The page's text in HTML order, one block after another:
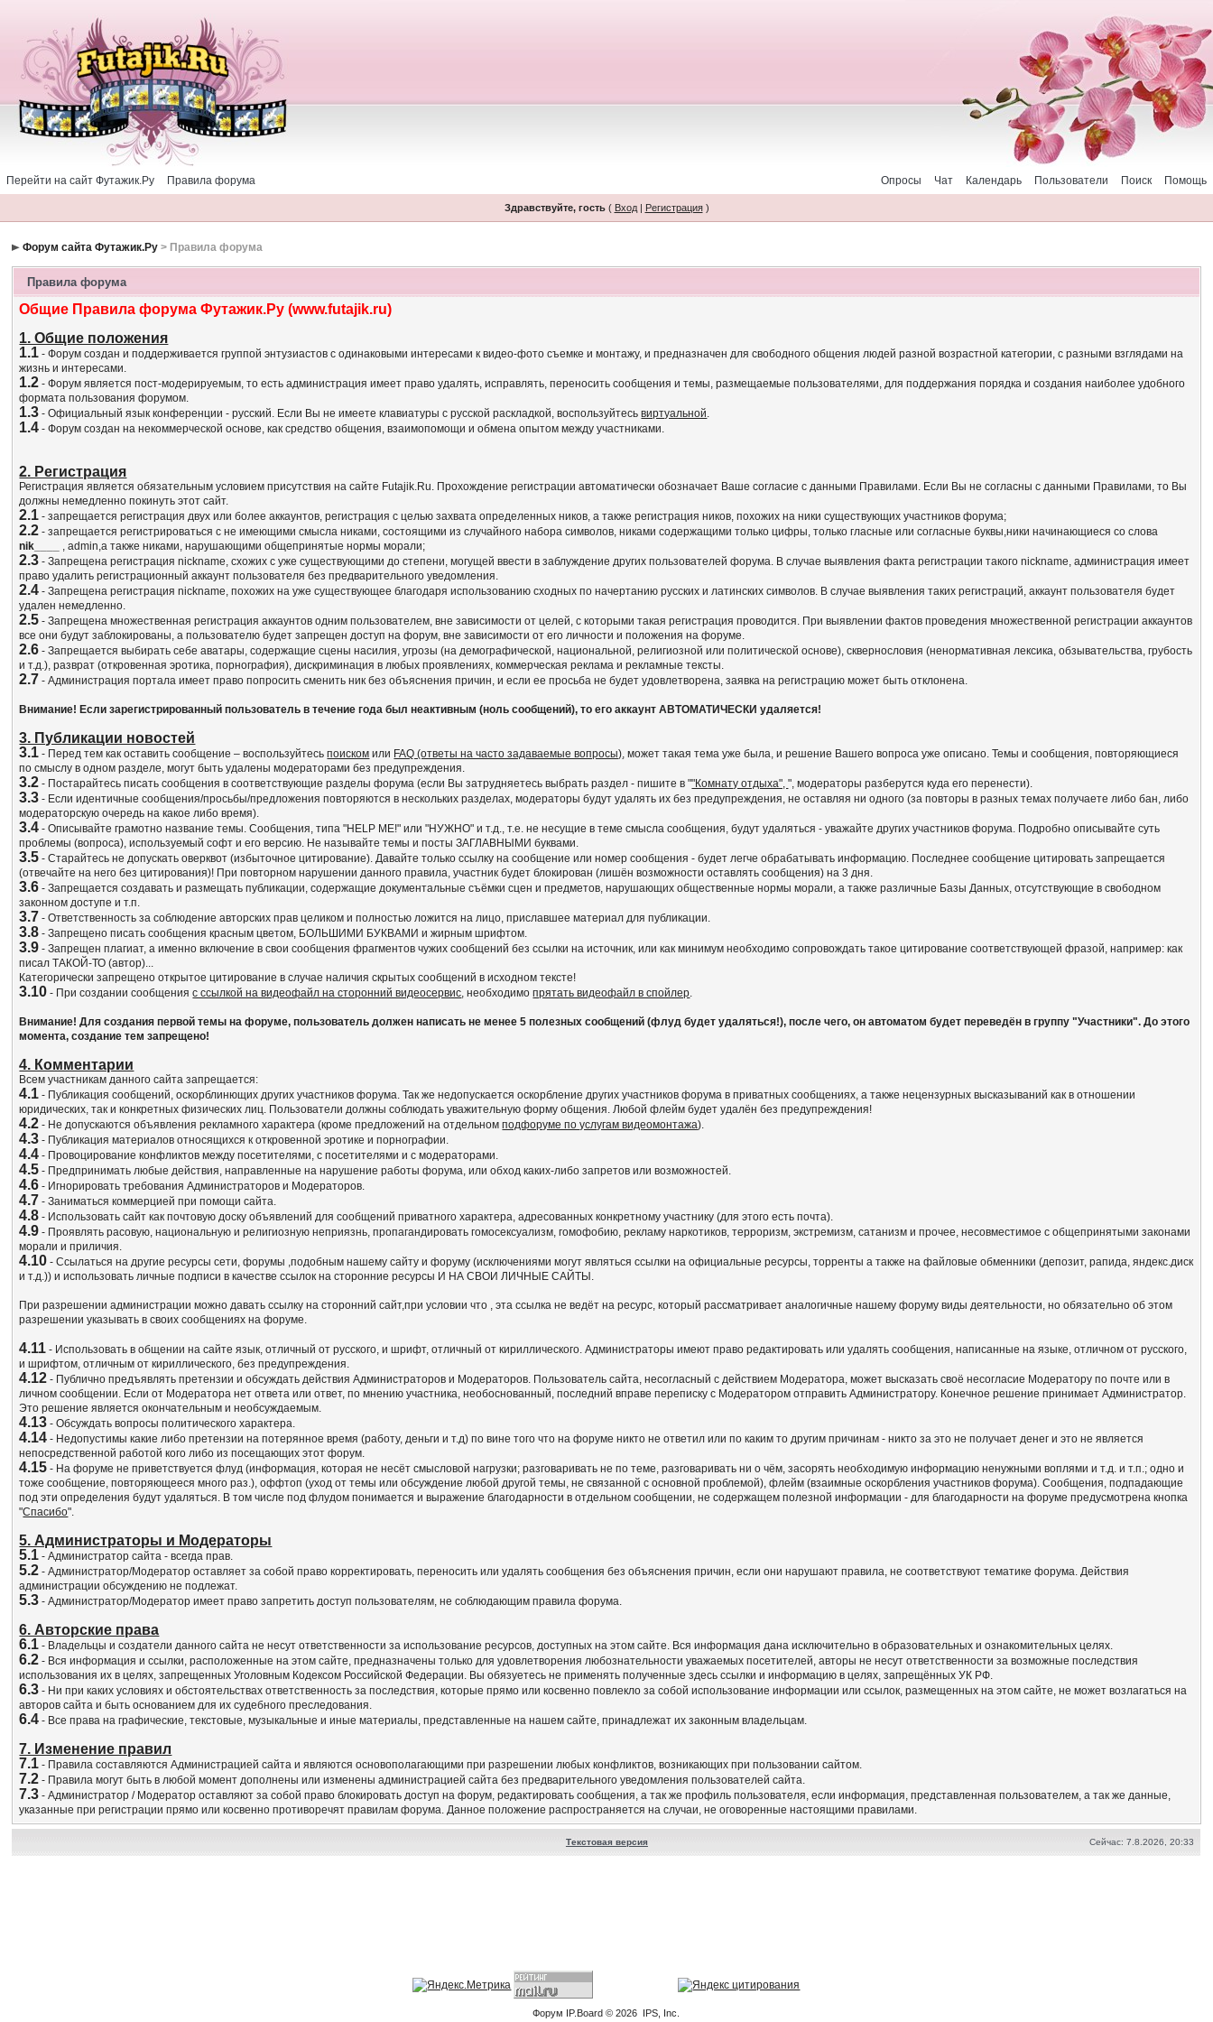
Перейти на сайт Футажик.Ру Правила форума Помощь
Поиск
Пользователи
Календарь
Чат
Опросы
Здравствуйте, гость( Вход| Регистрация)
Форум сайта Футажик.Ру > Правила форума
Правила форума
Общие Правила форума Футажик.Ру (www.futajik.ru)
1. Общие положения
1.1 - Форум создан и поддерживается группой энтузиастов с одинаковыми интересами к видео-фото съемке и монтажу, и предназначен для свободного общения людей разной возрастной категории, с разными взглядами на
жизнь и интересами.
1.2 - Форум является пост-модерируемым, то есть администрация имеет право удалять, исправлять, переносить сообщения и темы, размещаемые пользователями, для поддержания порядка и создания наиболее удобного
формата пользования форумом.
1.3 - Официальный язык конференции - русский. Если Вы не имеете клавиатуры с русской раскладкой, воспользуйтесьвиртуальной.
1.4 - Форум создан на некоммерческой основе, как средство общения, взаимопомощи и обмена опытом между участниками.
2. Регистрация
Регистрация является обязательным условием присутствия на сайте Futajik.Ru. Прохождение регистрации автоматически обозначает Ваше согласие с данными Правилами. Если Вы не согласны с данными Правилами, то Вы
должны немедленно покинуть этот сайт.
2.1 - запрещается регистрация двух или более аккаунтов, регистрация с целью захвата определенных ников, а также регистрация ников, похожих на ники существующих участников форума;
2.2 - запрещается регистрироваться с не имеющими смысла никами, состоящими из случайного набора символов, никами содержащими только цифры, только гласные или согласные буквы,ники начинающиеся со словa
nik____ , admin,а также никами, нарушающими общепринятые нормы морали;
2.3 - Запрещена регистрация nickname, схожих с уже существующими до степени, могущей ввести в заблуждение других пользователей форума. В случае выявления факта регистрации такого nickname, администрация имеет
право удалить регистрационный аккаунт пользователя без предварительного уведомления.
2.4 - Запрещена регистрация nickname, похожих на уже существующее благодаря использованию сходных по начертанию русских и латинских символов. В случае выявления таких регистраций, аккаунт пользователя будет
удален немедленно.
2.5 - Запрещена множественная регистрация аккаунтов одним пользователем, вне зависимости от целей, с которыми такая регистрация проводится. При выявлении фактов проведения множественной регистрации аккаунтов
все они будут заблокированы, а пользователю будет запрещен доступ на форум, вне зависимости от его личности и положения на форуме.
2.6 - Запрещается выбирать себе аватары, содержащие сцены насилия, угрозы (на демографической, национальной, религиозной или политической основе), сквернословия (ненормативная лексика, обзывательства, грубость
и т.д.), разврат (откровенная эротика, порнография), дискриминация в любых проявлениях, коммерческая реклама и рекламные тексты.
2.7 - Администрация портала имеет право попросить сменить ник без объяснения причин, и если ее просьба не будет удовлетворена, заявка на регистрацию может быть отклонена.
Внимание! Если зарегистрированный пользователь в течение года был неактивным (ноль сообщений), то его аккаунт АВТОМАТИЧЕСКИ удаляется!
3. Публикации новостей
3.1 - Перед тем как оставить сообщение – воспользуйтесьпоиском или FAQ (ответы на часто задаваемые вопросы), может такая тема уже была, и решение Вашего вопроса уже описано. Темы и сообщения, повторяющиеся
по смыслу в одном разделе, могут быть удалены модераторами без предупреждения.
3.2 - Постарайтесь писать сообщения в соответствующие разделы форума (если Вы затрудняетесь выбрать раздел - пишите в ""Комнату отдыха",", модераторы разберутся куда его перенести).
3.3 - Если идентичные сообщения/просьбы/предложения повторяются в нескольких разделах, модераторы будут удалять их без предупреждения, не оставляя ни одного (за повторы в разных темах получаете либо бан, либо
модераторскую очередь на какое либо время).
3.4 - Описывайте грамотно название темы. Сообщения, типа "HELP ME!" или "НУЖНО" и т.д., т.е. не несущие в теме смысла сообщения, будут удаляться - уважайте других участников форума. Подробно описывайте суть
проблемы (вопроса), используемый софт и его версию. Не называйте темы и посты ЗАГЛАВНЫМИ буквами.
3.5 - Старайтесь не допускать оверквот (избыточное цитирование). Давайте только ссылку на сообщение или номер сообщения - будет легче обрабатывать информацию. Последнее сообщение цитировать запрещается
(отвечайте на него без цитирования)! При повторном нарушении данного правила, участник будет блокирован (лишён возможности оставлять сообщения) на 3 дня.
3.6 - Запрещается создавать и размещать публикации, содержащие документальные съёмки сцен и предметов, нарушающих общественные нормы морали, а также различные Базы Данных, отсутствующие в свободном
законном доступе и т.п.
3.7 - Ответственность за соблюдение авторских прав целиком и полностью ложится на лицо, приславшее материал для публикации.
3.8 - Запрещено писать сообщения красным цветом, БОЛЬШИМИ БУКВАМИ и жирным шрифтом.
3.9 - Запрещен плагиат, а именно включение в свои сообщения фрагментов чужих сообщений без ссылки на источник, или как минимум необходимо сопровождать такое цитирование соответствующей фразой, например: как
писал ТАКОЙ-ТО (автор)...
Категорически запрещено открытое цитирование в случае наличия скрытых сообщений в исходном тексте!
3.10 - При создании сообщенияс ссылкой на видеофайл на сторонний видеосервис, необходимопрятать видеофайл в спойлер.
Внимание! Для создания первой темы на форуме, пользователь должен написать не менее 5 полезных сообщений (флуд будет удаляться!), после чего, он автоматом будет переведён в группу "Участники". До этого
момента, создание тем запрещено!
4. Комментарии
Всем участникам данного сайта запрещается:
4.1 - Публикация сообщений, оскорблинющих других участников форума. Так же недопускается оскорбление других участников форума в приватных сообщениях, а также нецензурных высказываний как в отношении
юридических, так и конкретных физических лиц. Пользователи должны соблюдать уважительную форму общения. Любой флейм будет удалён без предупреждения!
4.2 - Не допускаются объявления рекламного характера (кроме предложений на отдельномподфоруме по услугам видеомонтажа).
4.3 - Публикация материалов относящихся к откровенной эротике и порнографии.
4.4 - Провоцирование конфликтов между посетителями, с посетителями и с модераторами.
4.5 - Предпринимать любые действия, направленные на нарушение работы форума, или обход каких-либо запретов или возможностей.
4.6 - Игнорировать требования Администраторов и Модераторов.
4.7 - Заниматься коммерцией при помощи сайта.
4.8 - Использовать сайт как почтовую доску объявлений для сообщений приватного характера, адресованных конкретному участнику (для этого есть почта).
4.9 - Проявлять расовую, национальную и религиозную неприязнь, пропагандировать гомосексуализм, гомофобию, рекламу наркотиков, терроризм, экстремизм, сатанизм и прочее, несовместимое с общепринятыми законами
морали и приличия.
4.10 - Ссылаться на другие ресурсы сети, форумы ,подобным нашему сайту и форуму (исключениями могут являться ссылки на официальные ресурсы, торренты а также на файловые обменники (депозит, рапида, яндекс.диск
и т.д.)) и использовать личные подписи в качестве ссылок на сторонние ресурсы И НА СВОИ ЛИЧНЫЕ САЙТЫ.
При разрешении администрации можно давать ссылку на сторонний сайт,при условии что , эта ссылка не ведёт на ресурс, который рассматривает аналогичные нашему форуму виды деятельности, но обязательно об этом
разрешении указывать в своих сообщениях на форуме.
4.11 - Использовать в общении на сайте язык, отличный от русского, и шрифт, отличный от кириллического. Администраторы имеют право редактировать или удалять сообщения, написанные на языке, отличном от русского,
и шрифтом, отличным от кириллического, без предупреждения.
4.12 - Публично предъявлять претензии и обсуждать действия Администраторов и Модераторов. Пользователь сайта, несогласный с действием Модератора, может высказать своё несогласие Модератору по почте или в
личном сообщении. Если от Модератора нет ответа или ответ, по мнению участника, необоснованный, последний вправе переписку с Модератором отправить Администратору. Конечное решение принимает Администратор.
Это решение является окончательным и необсуждаемым.
4.13 - Обсуждать вопросы политического характера.
4.14 - Недопустимы какие либо претензии на потерянное время (работу, деньги и т.д) по вине того что на форуме никто не ответил или по каким то другим причинам - никто за это не получает денег и это не является
непосредственной работой кого либо из посещающих этот форум.
4.15 - На форуме не приветствуется флуд (информация, которая не несёт смысловой нагрузки; разговаривать не по теме, разговаривать ни о чём, засорять необходимую информацию ненужными воплями и т.д. и т.п.; одно и
тоже сообщение, повторяющееся много раз.), оффтоп (уход от темы или обсуждение любой другой темы, не связанной с основной проблемой), флейм (взаимные оскорбления участников форума). Сообщения, подпадающие
под эти определения будут удаляться. В том числе под флудом понимается и выражение благодарности в отдельном сообщении, не содержащем полезной информации - для благодарности на форуме предусмотрена кнопка
"Спасибо".
5. Администраторы и Модераторы
5.1 - Администратор сайта - всегда прав.
5.2 - Администратор/Модератор оставляет за собой право корректировать, переносить или удалять сообщения без объяснения причин, если они нарушают правила, не соответствуют тематике форума. Действия
администрации обсуждению не подлежат.
5.3 - Администратор/Модератор имеет право запретить доступ пользователям, не соблюдающим правила форума.
6. Авторские права
6.1 - Владельцы и создатели данного сайта не несут ответственности за использование ресурсов, доступных на этом сайте. Вся информация дана исключительно в образовательных и ознакомительных целях.
6.2 - Вся информация и ссылки, расположенные на этом сайте, предназначены только для удовлетворения любознательности уважаемых посетителей, авторы не несут ответственности за возможные последствия
использования их в целях, запрещенных Уголовным Кодексом Российской Федерации. Вы обязуетесь не применять полученные здесь ссылки и информацию в целях, запрещённых УК РФ.
6.3 - Ни при каких условиях и обстоятельствах ответственность за последствия, которые прямо или косвенно повлекло за собой использование информации или ссылок, размещенных на этом сайте, не может возлагаться на
авторов сайта и быть основанием для их судебного преследования.
6.4 - Все права на графические, текстовые, музыкальные и иные материалы, представленные на нашем сайте, принадлежат их законным владельцам.
7. Изменение правил
7.1 - Правила составляются Администрацией сайта и являются основополагающими при разрешении любых конфликтов, возникающих при пользовании сайтом.
7.2 - Правила могут быть в любой момент дополнены или изменены администрацией сайта без предварительного уведомления пользователей сайта.
7.3 - Администратор / Модератор оставляют за собой право блокировать доступ на форум, редактировать сообщения, а так же профиль пользователя, если информация, представленная пользователем, а так же данные,
указанные при регистрации прямо или косвенно противоречят правилам форума. Данное положение распространяется на случаи, не оговоренные настоящими правилами.
Текстовая версия Сейчас: 7.8.2026, 20:33
Форум IP.Board © 2026 IPS, Inc